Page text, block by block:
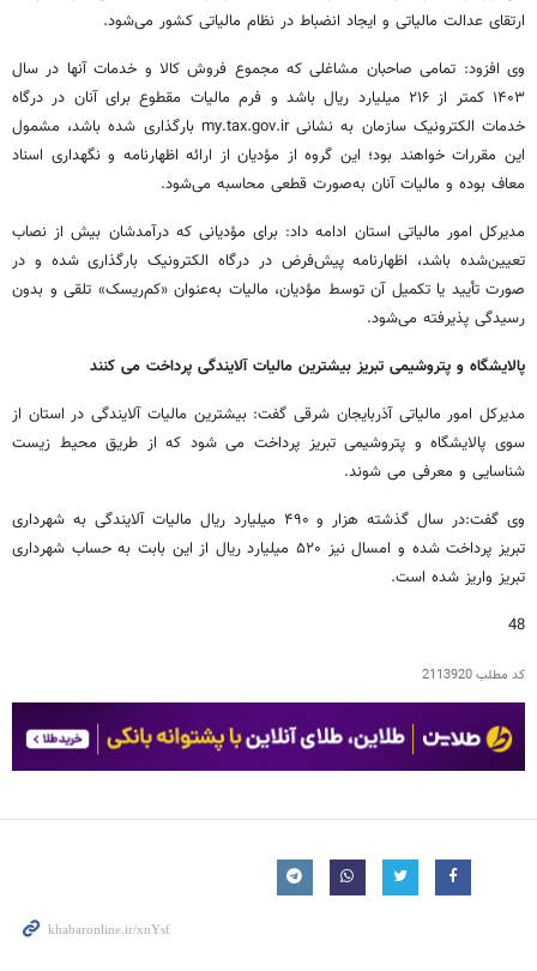
ارتقای عدالت مالیاتی و ایجاد انضباط در نظام مالیاتی کشور می‌شود.
وی افزود: تمامی صاحبان مشاغلی که مجموع فروش کالا و خدمات آنها در سال
۱۴۰۳ کمتر از ۲۱۶ میلیارد ریال باشد و فرم مالیات مقطوع برای آنان در درگاه
خدمات الکترونیک سازمان به نشانی my.tax.gov.ir بارگذاری شده باشد، مشمول
این مقررات خواهند بود؛ این گروه از مؤدیان از ارائه اظهارنامه و نگهداری اسناد
معاف بوده و مالیات آنان به‌صورت قطعی محاسبه می‌شود.
مدیرکل امور مالیاتی استان ادامه داد: برای مؤدیانی که درآمدشان بیش از نصاب
تعیین‌شده باشد، اظهارنامه پیش‌فرض در درگاه الکترونیک بارگذاری شده و در
صورت تأیید یا تکمیل آن توسط مؤدیان، مالیات به‌عنوان «کم‌ریسک» تلقی و بدون
رسیدگی پذیرفته می‌شود.
پالایشگاه و پتروشیمی تبریز بیشترین مالیات آلایندگی پرداخت می کنند
مدیرکل امور مالیاتی آذربایجان شرقی گفت: بیشترین مالیات آلایندگی در استان از
سوی پالایشگاه و پتروشیمی تبریز پرداخت می شود که از طریق محیط زیست
شناسایی و معرفی می شوند.
وی گفت:در سال گذشته هزار و ۴۹۰ میلیارد ریال مالیات آلایندگی به شهرداری
تبریز پرداخت شده و امسال نیز ۵۲۰ میلیارد ریال از این بابت به حساب شهرداری
تبریز واریز شده است.
48
کد مطلب2113920